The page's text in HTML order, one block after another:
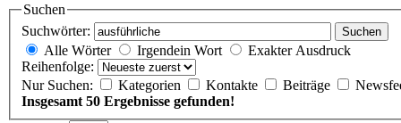
Suchen
Suchwörter:
Suchen
Alle Wörter Irgendein Wort
Exakter Ausdruck
Reihenfolge:
Nur Suchen:
Kategorien Kontakte Beiträge
Insgesamt 50 Ergebnisse gefunden!